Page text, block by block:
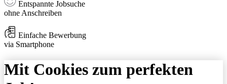
Entspannte Jobsuche
ohne Anschreiben
Einfache Bewerbung
via Smartphone
Mit Cookies zum perfekten